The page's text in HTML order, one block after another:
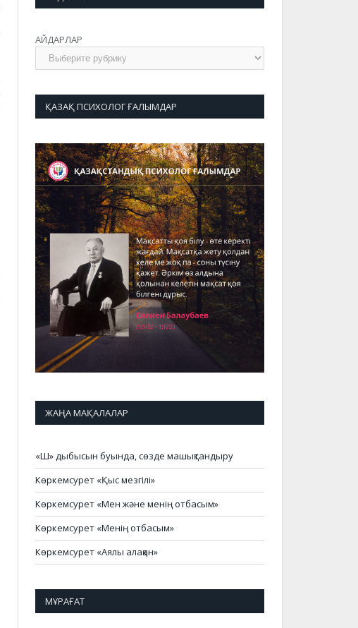
АЙДАРЛАР
ҚАЗАҚ ПСИХОЛОГ ҒАЛЫМДАР
ЖАҢА МАҚАЛАЛАР
«Ш» дыбысын буында, сөзде машықтандыру
Көркемсурет «Қыс мезгілі»
Көркемсурет «Мен және менің отбасым»
Көркемсурет «Менің отбасым»
Көркемсурет «Аялы алақан»
МҰРАҒАТ